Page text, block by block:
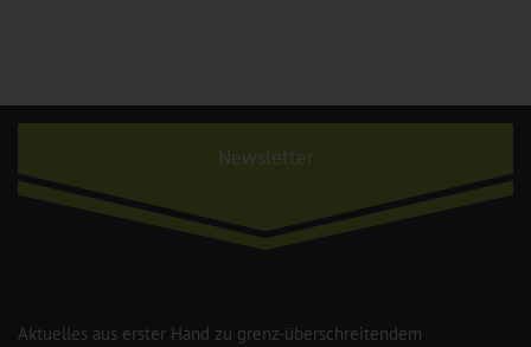
Newsletter
Aktuelles aus erster Hand zu grenz-überschreitendem